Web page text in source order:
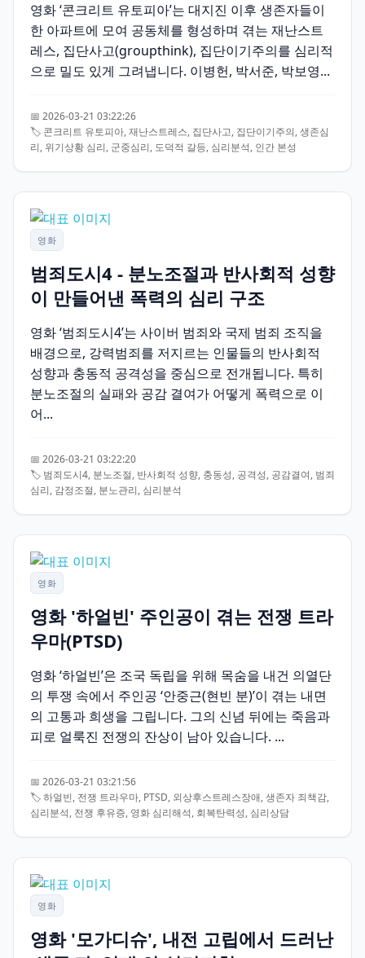
영화 ‘콘크리트 유토피아’는 대지진 이후 생존자들이
한 아파트에 모여 공동체를 형성하며 겪는 재난스트
레스, 집단사고(groupthink), 집단이기주의를 심리적
으로 밀도 있게 그려냅니다. 이병헌, 박서준, 박보영...
📅 2026-03-21 03:22:26
🏷️ 콘크리트 유토피아, 재난스트레스, 집단사고, 집단이기주의, 생존심
리, 위기상황 심리, 군중심리, 도덕적 갈등, 심리분석, 인간 본성
영화
범죄도시4 - 분노조절과 반사회적 성향
이 만들어낸 폭력의 심리 구조
영화 ‘범죄도시4’는 사이버 범죄와 국제 범죄 조직을
배경으로, 강력범죄를 저지르는 인물들의 반사회적
성향과 충동적 공격성을 중심으로 전개됩니다. 특히
분노조절의 실패와 공감 결여가 어떻게 폭력으로 이
어...
📅 2026-03-21 03:22:20
🏷️ 범죄도시4, 분노조절, 반사회적 성향, 충동성, 공격성, 공감결여, 범죄
심리, 감정조절, 분노관리, 심리분석
영화
영화 '하얼빈' 주인공이 겪는 전쟁 트라
우마(PTSD)
영화 ‘하얼빈’은 조국 독립을 위해 목숨을 내건 의열단
의 투쟁 속에서 주인공 ‘안중근(현빈 분)’이 겪는 내면
의 고통과 희생을 그립니다. 그의 신념 뒤에는 죽음과
피로 얼룩진 전쟁의 잔상이 남아 있습니다. ...
📅 2026-03-21 03:21:56
🏷️ 하얼빈, 전쟁 트라우마, PTSD, 외상후스트레스장애, 생존자 죄책감,
심리분석, 전쟁 후유증, 영화 심리해석, 회복탄력성, 심리상담
영화
영화 '모가디슈', 내전 고립에서 드러난